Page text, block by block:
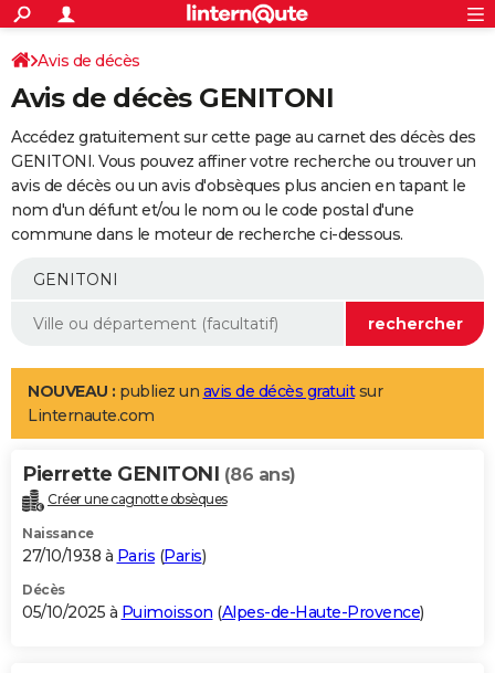
ACTUALITÉS
Politique
Société
Faits Divers
Education
Monde
Villes
+
SPORT
Coupe du monde 2026
Football
Tennis
Cyclisme
Rugby
Forum
Programme TV
TNT
Streaming
Cinéma
Sorties cinéma
Musique
+
FINANCE
Retraite
Epargne
Immobilier
Risques naturels par ville
Banque
Assurance
AUTO
Essais
Réserver un essai
Citadines
Berlines
SUV
Forum auto
+
Mobiles
Meilleur smartphone
Internet
Ordinateurs
Jeux vidéo
Guide high-tech
Aménagement intérieur
LIFESTYLE
Art de vivre
Bien-être
Loisirs
Mode
Modes de vie
Alimentation
Guide de la santé
Maladies
Médicaments
Sommeil
VOYAGE
Destinations
City break
Voyage nature
Voyage de noces
Forum
Climat
+PHOTO
GUIDES D'ACHAT
BONS PLANS
Avis de décès
Avis de décès GENITONI
Accédez gratuitement sur cette page au carnet des décès des
GENITONI. Vous pouvez affiner votre recherche ou trouver un
avis de décès ou un avis d'obsèques plus ancien en tapant le
nom d'un défunt et/ou le nom ou le code postal d'une
commune dans le moteur de recherche ci-dessous.
NOUVEAU : publiez un avis de décès gratuitsur
Linternaute.com
Pierrette GENITONI (86 ans)
Créer une cagnotte obsèques
Naissance
27/10/1938 à Paris (Paris)
Décès
05/10/2025 à Puimoisson (Alpes-de-Haute-Provence)